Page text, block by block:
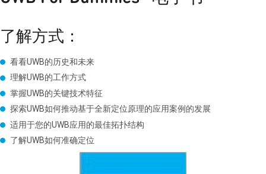
了解方式：
看看UWB的历史和未来
理解UWB的工作方式
掌握UWB的关键技术特征
探索UWB如何推动基于全新定位原理的应用案例的发展
适用于您的UWB应用的最佳拓扑结构
了解UWB如何准确定位